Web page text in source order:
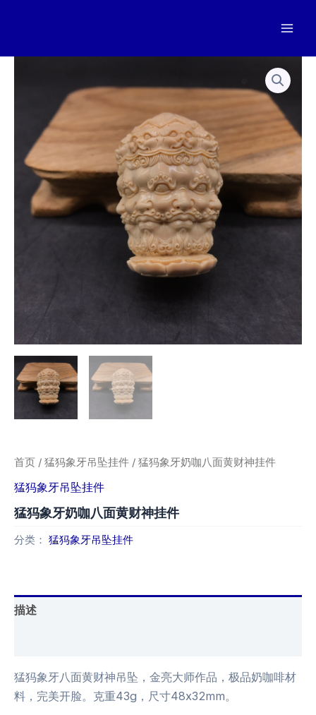
首页 / 猛犸象牙吊坠挂件 / 猛犸象牙奶咖八面黄财神挂件
猛犸象牙吊坠挂件
猛犸象牙奶咖八面黄财神挂件
分类： 猛犸象牙吊坠挂件
描述
猛犸象牙八面黄财神吊坠，金亮大师作品，极品奶咖啡材
料，完美开脸。克重43g，尺寸48x32mm。